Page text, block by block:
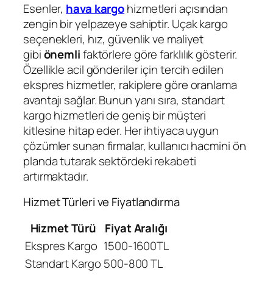
Esenler, hava kargohizmetleri açısından
zengin bir yelpazeye sahiptir. Uçak kargo
seçenekleri, hız, güvenlik ve maliyet
gibiönemlifaktörlere göre farklılık gösterir.
Özellikle acil gönderiler için tercih edilen
ekspres hizmetler, rakiplere göre oranlama
avantajı sağlar. Bunun yanı sıra, standart
kargo hizmetleri de geniş bir müşteri
kitlesine hitap eder. Her ihtiyaca uygun
çözümler sunan firmalar, kullanıcı hacmini ön
planda tutarak sektördeki rekabeti
artırmaktadır.
Hizmet Türleri ve Fiyatlandırma
Hizmet Türü
Fiyat Aralığı
Ekspres Kargo 1500-1600TL
Standart Kargo 500-800 TL